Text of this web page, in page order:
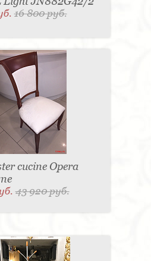
16 800 руб.
cucine Opera
43 920 руб.